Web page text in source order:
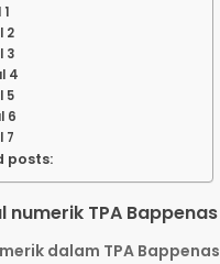
2
3
4
5
6
7
posts:
numerik TPA Bappenas
dalam TPA Bappenas